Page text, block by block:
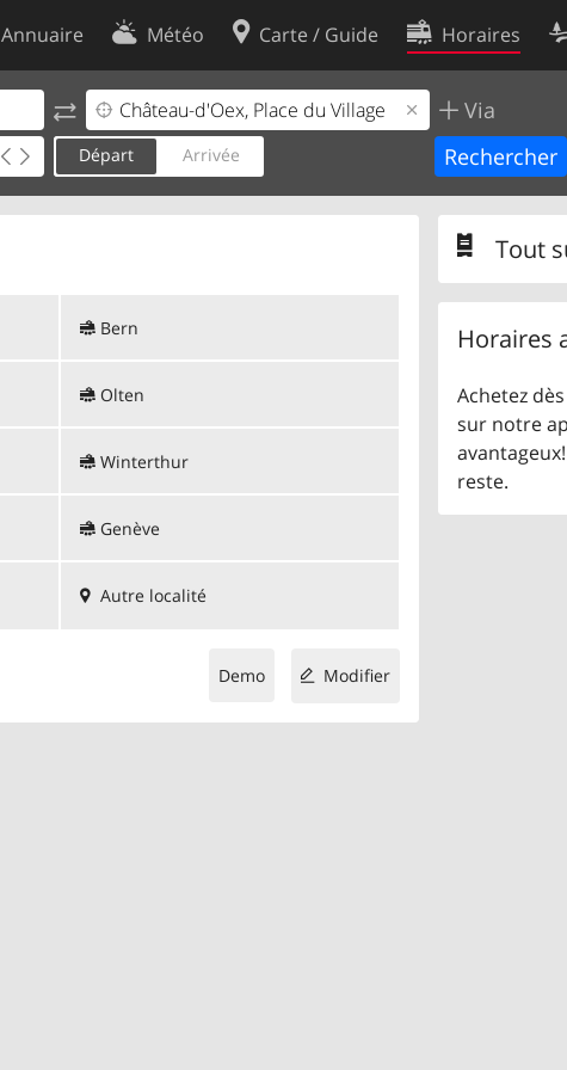
Annuaire Météo Carte / Guide Horaires
Via
Départ Arrivée
Bern
Olten
Winterthur
Genève
Autre localité
Modifier
Demo
Tout
Horaires
Achetez
sur notre
reste.
Contact
Conditions d’utilisation